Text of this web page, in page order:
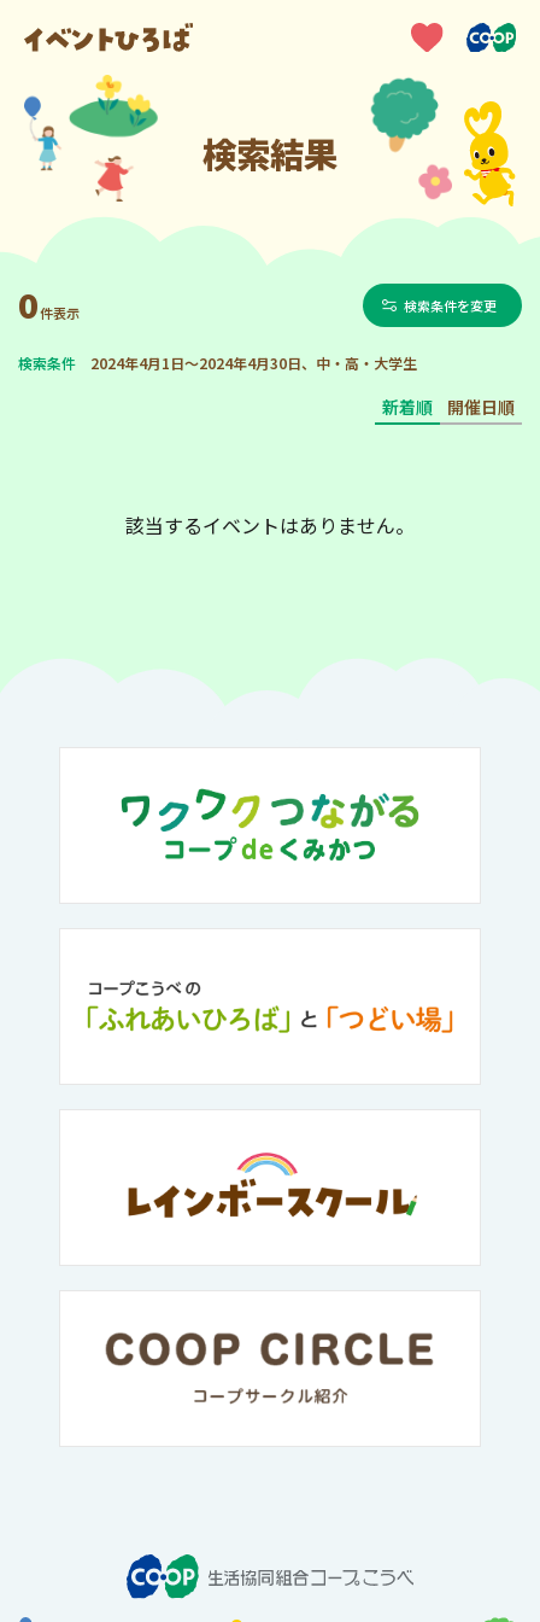
検索結果
0件表示 検索条件を変更
検索条件 2024年4月1日～2024年4月30日、中・高・大学生
新着順 開催日順
該当するイベントはありません。